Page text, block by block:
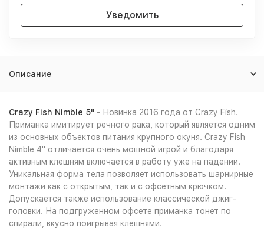
Уведомить
Описание
Crazy Fish Nimble 5" - Новинка 2016 года от Crazy Fish.
Приманка имитирует речного рака, который является одним
из основных объектов питания крупного окуня. Crazy Fish
Nimble 4" отличается очень мощной игрой и благодаря
активным клешням включается в работу уже на падении.
Уникальная форма тела позволяет использовать шарнирные
монтажи как с открытым, так и с офсетным крючком.
Допускается также использование классической джиг-
головки. На подгруженном офсете приманка тонет по
спирали, вкусно поигрывая клешнями.